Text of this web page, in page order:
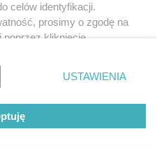
celów identyfikacji.
prosimy o zgodę na
poprzez kliknięcie
ustawień prywatności
rogu strony
nie wymagają zgody
sprzeciwić się takiemu
miały zastosowanie tylko
USTAWIENIA